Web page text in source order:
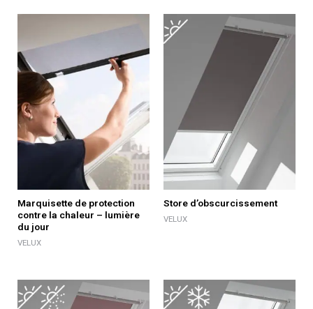
Marquisette de protection
contre la chaleur – lumière
du jour
VELUX
Store d’obscurcissement
VELUX